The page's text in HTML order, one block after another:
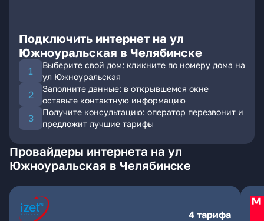
Подключить интернет на ул
Южноуральская в Челябинске
Выберите свой дом: кликните по номеру дома на
ул Южноуральская
Заполните данные: в открывшемся окне
оставьте контактную информацию
Получите консультацию: оператор перезвонит и
предложит лучшие тарифы
Провайдеры интернета на ул
Южноуральская в Челябинске
4 тарифа